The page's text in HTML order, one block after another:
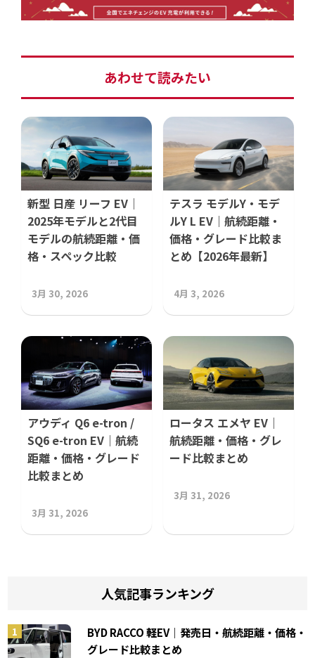
あわせて読みたい
新型 日産 リーフ EV｜
2025年モデルと2代目
モデルの航続距離・価
格・スペック比較
3月 30, 2026
テスラ モデルY・モデ
ルY L EV｜航続距離・
価格・グレード比較ま
とめ【2026年最新】
4月 3, 2026
アウディ Q6 e-tron /
SQ6 e-tron EV｜航続
距離・価格・グレード
比較まとめ
3月 31, 2026
ロータス エメヤ EV｜
航続距離・価格・グレ
ード比較まとめ
3月 31, 2026
人気記事ランキング
BYD RACCO 軽EV｜発売日・航続距離・価格・
グレード比較まとめ